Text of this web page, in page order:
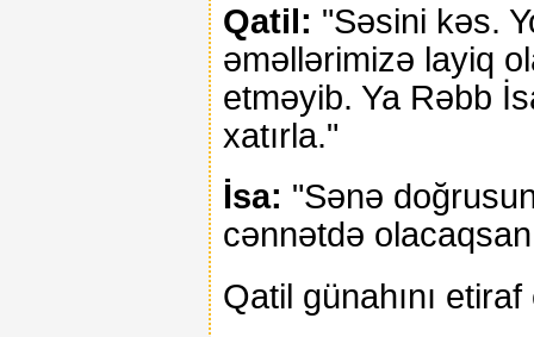
Qatil: "Səsini kəs.
əməllərimizə layiq
etməyib. Ya Rəbb
xatırla."
İsa: "Sənə
cənnətdə
Qatil günahını